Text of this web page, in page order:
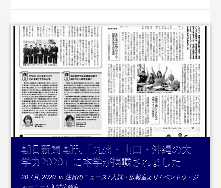
...続きを読む
朝日新聞 朝刊「九州・山口・沖縄の大
学力2020」に本学が掲載されました
20 7月, 2020 in 注目のニュース/ 入試・広報室より/ベントウ・ジ